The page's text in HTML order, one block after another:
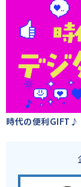
時代の便利GIFT♪